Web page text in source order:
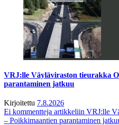
VRJ:lle Väyläviraston tieurakka
parantaminen jatkuu
Kirjoitettu 7.8.2026
Ei kommentteja artikkeliin VRJ:lle
– Poikkimaantien parantaminen